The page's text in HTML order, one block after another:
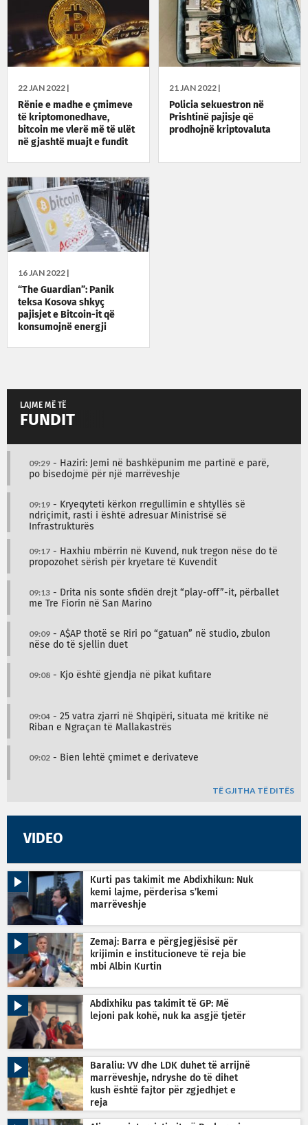
22 JAN 2022 |
Rënie e madhe e çmimeve
të kriptomonedhave,
bitcoin me vlerë më të ulët
në gjashtë muajt e fundit
21 JAN 2022 |
Policia sekuestron në
Prishtinë pajisje që
prodhojnë kriptovaluta
16 JAN 2022 |
“The Guardian”: Panik
teksa Kosova shkyç
pajisjet e Bitcoin-it që
konsumojnë energji
LAJME MË TË
FUNDIT
09:29 - Haziri: Jemi në bashkëpunim me partinë e parë,
po bisedojmë për një marrëveshje
09:19 - Kryeqyteti kërkon rregullimin e shtyllës së
ndriçimit, rasti i është adresuar Ministrisë së
Infrastrukturës
09:17 - Haxhiu mbërrin në Kuvend, nuk tregon nëse do të
propozohet sërish për kryetare të Kuvendit
09:13 - Drita nis sonte sfidën drejt “play-off”-it, përballet
me Tre Fiorin në San Marino
09:09 - A$AP thotë se Riri po “gatuan” në studio, zbulon
nëse do të sjellin duet
09:08 - Kjo është gjendja në pikat kufitare
09:04 - 25 vatra zjarri në Shqipëri, situata më kritike në
Riban e Ngraçan të Mallakastrës
09:02 - Bien lehtë çmimet e derivateve
TË GJITHA TË DITËS
VIDEO
Kurti pas takimit me Abdixhikun: Nuk
kemi lajme, përderisa s’kemi
marrëveshje
Zemaj: Barra e përgjegjësisë për
krijimin e institucioneve të reja bie
mbi Albin Kurtin
Abdixhiku pas takimit të GP: Më
lejoni pak kohë, nuk ka asgjë tjetër
Baraliu: VV dhe LDK duhet të arrijnë
marrëveshje, ndryshe do të dihet
kush është fajtor për zgjedhjet e
reja